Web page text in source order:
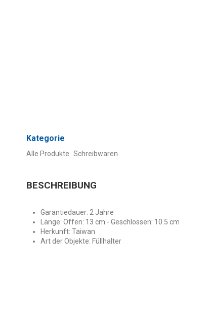
Kategorie
Alle Produkte Schreibwaren
BESCHREIBUNG
Garantiedauer: 2 Jahre
Länge: Offen: 13 cm - Geschlossen: 10.5 cm
Herkunft: Taiwan
Art der Objekte: Füllhalter